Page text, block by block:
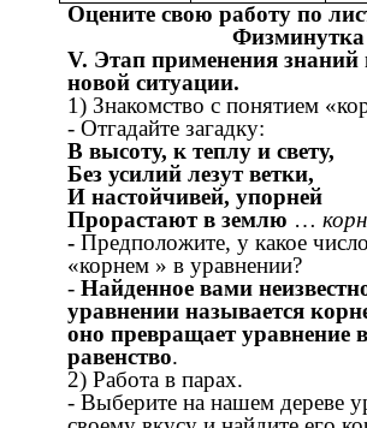
Оцените свою работу по
Физминутка
V. Этап применения знаний
новой ситуации.
1) Знакомство с понятием
- Отгадайте загадку:
В высоту, к теплу и свету,
Без усилий лезут ветки,
И настойчивей, упорней
Прорастают в землю …
- Предположите, у какое
«корнем » в уравнении?
- Найденное вами
уравнении называется
оно превращает уравнение
равенство.
2) Работа в парах.
- Выберите на нашем дереве